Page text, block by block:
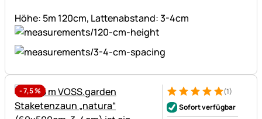
Höhe: 5m 120cm, Lattenabstand: 3-4cm
-7,5% Bewertung: 5 von 5 (1
1 Bewertung
(1)
Sofort verfügbar